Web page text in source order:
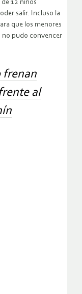
12 niños
salir. Incluso la
que los menores
no pudo convencer
frenan
al